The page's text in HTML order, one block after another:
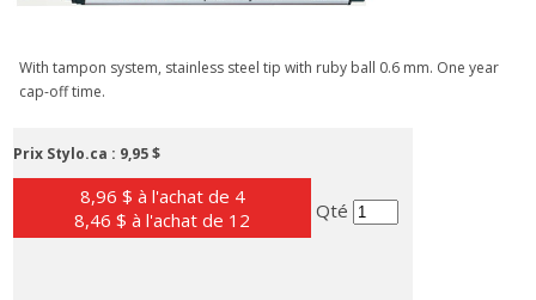
With tampon system, stainless steel tip with ruby ball 0.6 mm. One year
cap-off time.
Prix Stylo.ca : 9,95 $
8,96 $ à l'achat de 4
8,46 $ à l'achat de 12
Qté